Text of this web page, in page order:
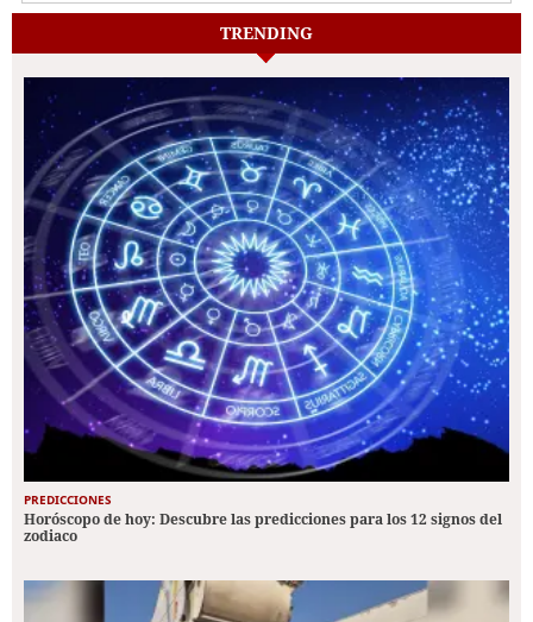
TRENDING
PREDICCIONES
Horóscopo de hoy: Descubre las predicciones para los 12 signos del
zodiaco